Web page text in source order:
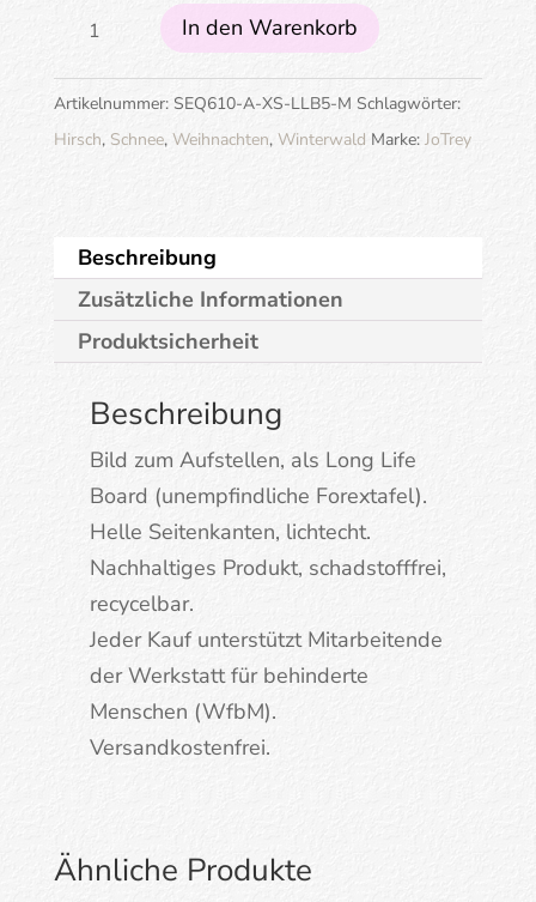
Hirsch
Schnee
Menge
In den Warenkorb
Artikelnummer: SEQ610-A-XS-LLB5-M Schlagwörter:
Hirsch, Schnee, Weihnachten, Winterwald Marke: JoTrey
Beschreibung
Zusätzliche Informationen
Produktsicherheit
Beschreibung
Bild zum Aufstellen, als Long Life
Board (unempfindliche Forextafel).
Helle Seitenkanten, lichtecht.
Nachhaltiges Produkt, schadstofffrei,
recycelbar.
Jeder Kauf unterstützt Mitarbeitende
der Werkstatt für behinderte
Menschen (WfbM).
Versandkostenfrei.
Ähnliche Produkte